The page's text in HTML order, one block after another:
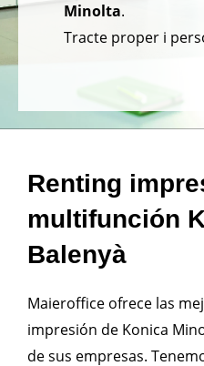
Minolta.
Tracte proper i
Renting
multifunción
Balenyà
Maieroffice ofrece las
impresión de Konica
de sus empresas.